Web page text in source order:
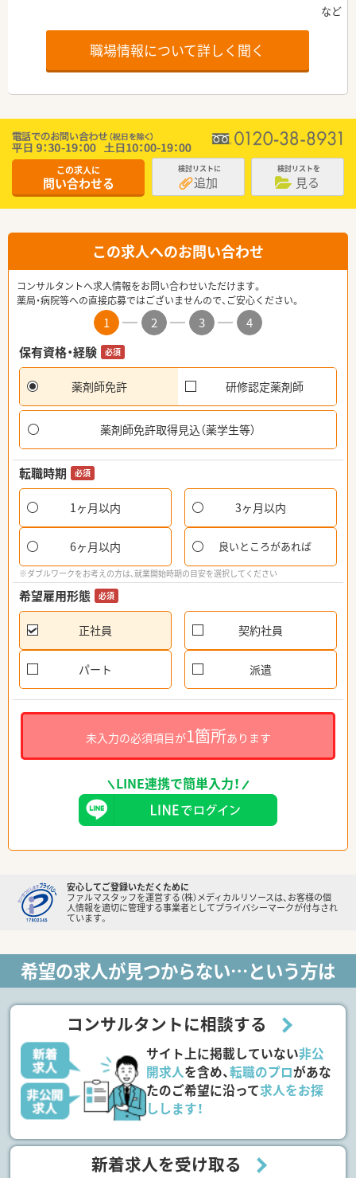
職場情報について詳しく聞く
この求人に
問い合わせる
検討リストに
追加
検討リストを
見る
この求人へのお問い合わせ
コンサルタントへ求人情報をお問い合わせいただけます。
薬局・病院等への直接応募ではございませんので、ご安心ください。
1 2 3
4
保有資格・経験
必須
薬剤師免許 研修認定薬剤師
薬剤師免許取得見込（薬学生等）
転職時期 必須
1ヶ月以内 3ヶ月以内
6ヶ月以内 良いところがあれば
※ダブルワークをお考えの方は、就業開始時期の目安を選択してください
希望雇用形態 必須
正社員 契約社員
パート 派遣
未入力の必須項目が1箇所あります
LINE連携で簡単入力！
安心してご登録いただくために
ファルマスタッフを運営する（株）メディカルリソースは、お客様の個
人情報を適切に管理する事業者としてプライバシーマークが付与され
ています。
希望の求人が見つからない…という方は
コンサルタントに相談する
サイト上に掲載していない非公
開求人を含め、転職のプロがあな
たのご希望に沿って求人をお探
しします！
新着求人を受け取る